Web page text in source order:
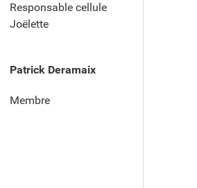
Responsable cellule
Joëlette
Patrick Deramaix
Membre